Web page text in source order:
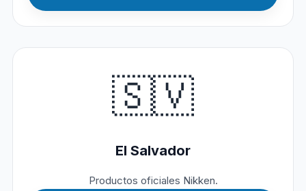
🇸🇻
El Salvador
Productos oficiales Nikken.